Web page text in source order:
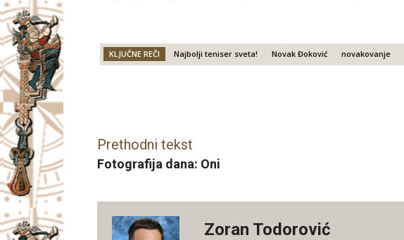
KLJUČNE REČI Najbolji teniser sveta! Novak Đoković novakovanje
Prethodni tekst
Fotografija dana: Oni
Zoran Todorović